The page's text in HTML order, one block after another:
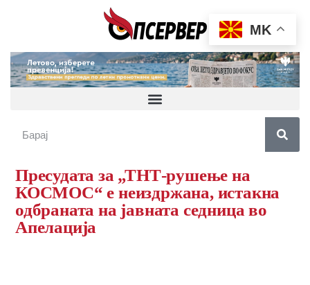
Пресудата за „ТНТ-рушење на
КОСМОС“ е неиздржана, истакна
одбраната на јавната седница во
Апелација
MK